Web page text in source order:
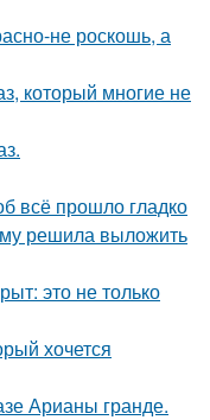
не роскошь, а
который многие не
всё прошло гладко
решила выложить
это не только
хочется
Арианы гранде.